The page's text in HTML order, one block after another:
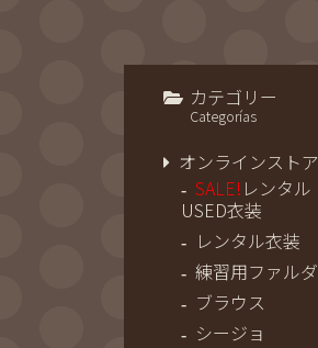
カテゴリー
Categorías
オンラインストア
SALE! レンタル
USED衣装
レンタル衣装
練習用ファルダ
ブラウス
シージョ